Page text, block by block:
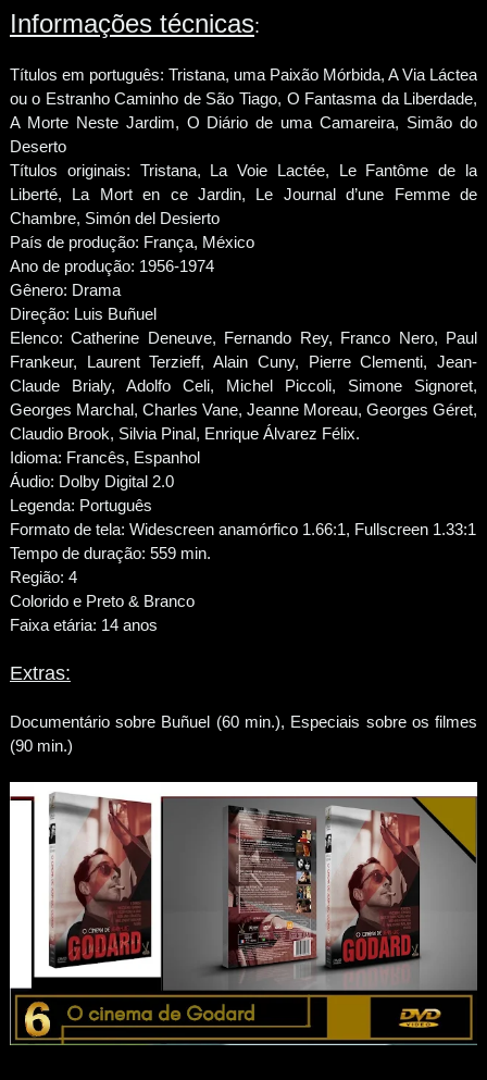
Informações técnicas:
Títulos em português: Tristana, uma Paixão Mórbida, A Via Láctea
ou o Estranho Caminho de São Tiago, O Fantasma da Liberdade,
A Morte Neste Jardim, O Diário de uma Camareira, Simão do
Deserto
Títulos originais: Tristana, La Voie Lactée, Le Fantôme de la
Liberté, La Mort en ce Jardin, Le Journal d’une Femme de
Chambre, Simón del Desierto
País de produção: França, México
Ano de produção: 1956-1974
Gênero: Drama
Direção: Luis Buñuel
Elenco: Catherine Deneuve, Fernando Rey, Franco Nero, Paul
Frankeur, Laurent Terzieff, Alain Cuny, Pierre Clementi, Jean-
Claude Brialy, Adolfo Celi, Michel Piccoli, Simone Signoret,
Georges Marchal, Charles Vane, Jeanne Moreau, Georges Géret,
Claudio Brook, Silvia Pinal, Enrique Álvarez Félix.
Idioma: Francês, Espanhol
Áudio: Dolby Digital 2.0
Legenda: Português
Formato de tela: Widescreen anamórfico 1.66:1, Fullscreen 1.33:1
Tempo de duração: 559 min.
Região: 4
Colorido e Preto & Branco
Faixa etária: 14 anos
Extras:
Documentário sobre Buñuel (60 min.), Especiais sobre os filmes
(90 min.)